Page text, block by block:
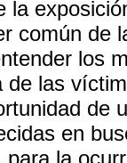
la
común de
los
las
de
en
para la